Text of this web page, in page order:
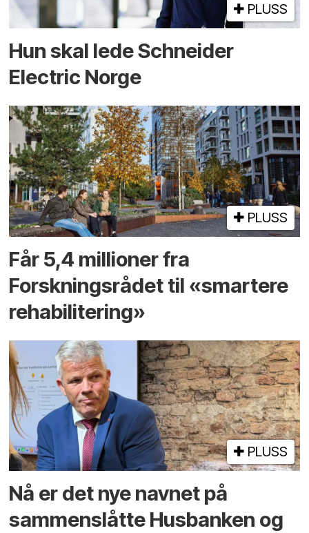
PLUSS
Hun skal lede Schneider
Electric Norge
PLUSS
Får 5,4 millioner fra
Forskningsrådet til «smartere
rehabilitering»
PLUSS
Nå er det nye navnet på
sammenslåtte Husbanken og